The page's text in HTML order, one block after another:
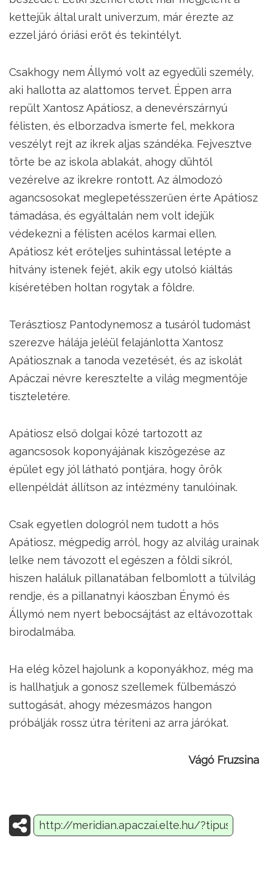
kettejük által uralt univerzum, már érezte az
ezzel járó óriási erőt és tekintélyt.
Csakhogy nem Állymó volt az egyedüli személy,
aki hallotta az alattomos tervet. Éppen arra
repült Xantosz Apátiosz, a denevérszárnyú
félisten, és elborzadva ismerte fel, mekkora
veszélyt rejt az ikrek aljas szándéka. Fejvesztve
törte be az iskola ablakát, ahogy dühtől
vezérelve az ikrekre rontott. Az álmodozó
agancsosokat meglepetésszerűen érte Apátiosz
támadása, és egyáltalán nem volt idejük
védekezni a félisten acélos karmai ellen.
Apátiosz két erőteljes suhintással letépte a
hitvány istenek fejét, akik egy utolsó kiáltás
kíséretében holtan rogytak a földre.
Terásztiosz Pantodynemosz a tusáról tudomást
szerezve hálája jeléül felajánlotta Xantosz
Apátiosznak a tanoda vezetését, és az iskolát
Apáczai névre keresztelte a világ megmentője
tiszteletére.
Apátiosz első dolgai közé tartozott az
agancsosok koponyájának kiszögezése az
épület egy jól látható pontjára, hogy örök
ellenpéldát állítson az intézmény tanulóinak.
Csak egyetlen dologról nem tudott a hős
Apátiosz, mégpedig arról, hogy az alvilág urainak
lelke nem távozott el egészen a földi síkról,
hiszen haláluk pillanatában felbomlott a túlvilág
rendje, és a pillanatnyi káoszban Énymó és
Állymó nem nyert bebocsájtást az eltávozottak
birodalmába.
Ha elég közel hajolunk a koponyákhoz, még ma
is hallhatjuk a gonosz szellemek fülbemászó
suttogását, ahogy mézesmázos hangon
próbálják rossz útra téríteni az arra járókat.
Vágó Fruzsina